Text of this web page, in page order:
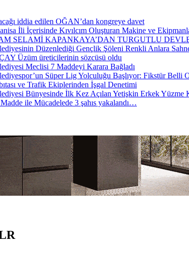
iddia edilen OĞAN’dan kongreye davet
İli İçerisinde Kıvılcım Oluşturan Makine ve
SELAMİ KAPANKAYA’DAN TURGUTLU
Düzenlediği Gençlik Şöleni Renkli Anlara
Üzüm üreticilerinin sözcüsü oldu
Meclisi 7 Maddeyi Karara Bağladı
Süper Lig Yolculuğu Başlıyor: Fikstür Belli
ve Trafik Ekiplerinden İşgal Denetimi
Bünyesinde İlk Kez Açılan Yetişkin Erkek Yüzme
ile Mücadelede 3 şahıs yakalandı…